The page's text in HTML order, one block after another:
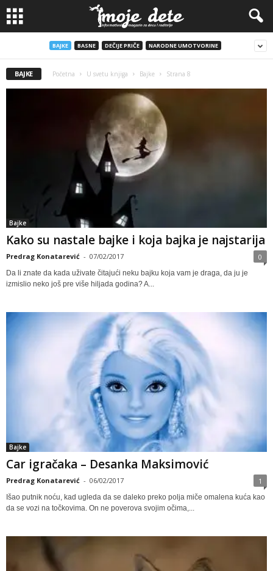
BAJKE BASNE DEČIJE PRIČE NARODNE UMOTVORINE
BAJKE Početna U svetu knjiga Bajke Strana 8
Bajke
Kako su nastale bajke i koja bajka je najstarija
Predrag Konatarević - 07/02/2017 0
Da li znate da kada uživate čitajući neku bajku koja vam je draga, da ju je
izmislio neko još pre više hiljada godina? A...
Bajke
Car igračaka – Desanka Maksimović
Predrag Konatarević - 06/02/2017 1
Išao putnik noću, kad ugleda da se daleko preko polјa miče omalena kuća kao
da se vozi na točkovima. On ne poverova svojim očima,...